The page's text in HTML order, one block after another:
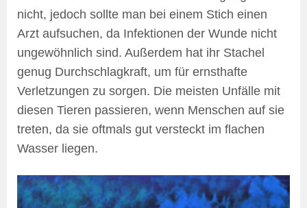
nicht, jedoch sollte man bei einem Stich einen
Arzt aufsuchen, da Infektionen der Wunde nicht
ungewöhnlich sind. Außerdem hat ihr Stachel
genug Durchschlagkraft, um für ernsthafte
Verletzungen zu sorgen. Die meisten Unfälle mit
diesen Tieren passieren, wenn Menschen auf sie
treten, da sie oftmals gut versteckt im flachen
Wasser liegen.